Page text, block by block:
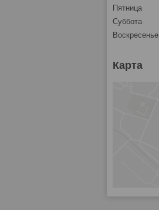
Пятница
Суббота
Воскресенье
Карта